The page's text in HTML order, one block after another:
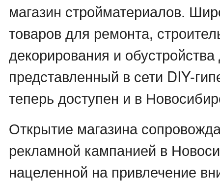
магазин стройматериалов.
товаров для ремонта,
декорирования и
представленный в сети DIY-
теперь доступен и в
Открытие магазина
рекламной кампанией в
нацеленной на привлечение